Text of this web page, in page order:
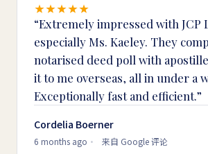
Extremely impressed with JCP
especially Ms. Kaeley. They
notarised deed poll with
it to me overseas, all in under a
Exceptionally fast and efficient.
Cordelia Boerner
6 months ago 来自 Google 评论